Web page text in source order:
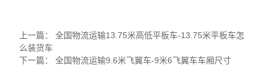
上一篇：全国物流运输13.75米高低平板车-13.75米平板车怎
么装货车
下一篇：全国物流运输9.6米飞翼车-9米6飞翼车车厢尺寸